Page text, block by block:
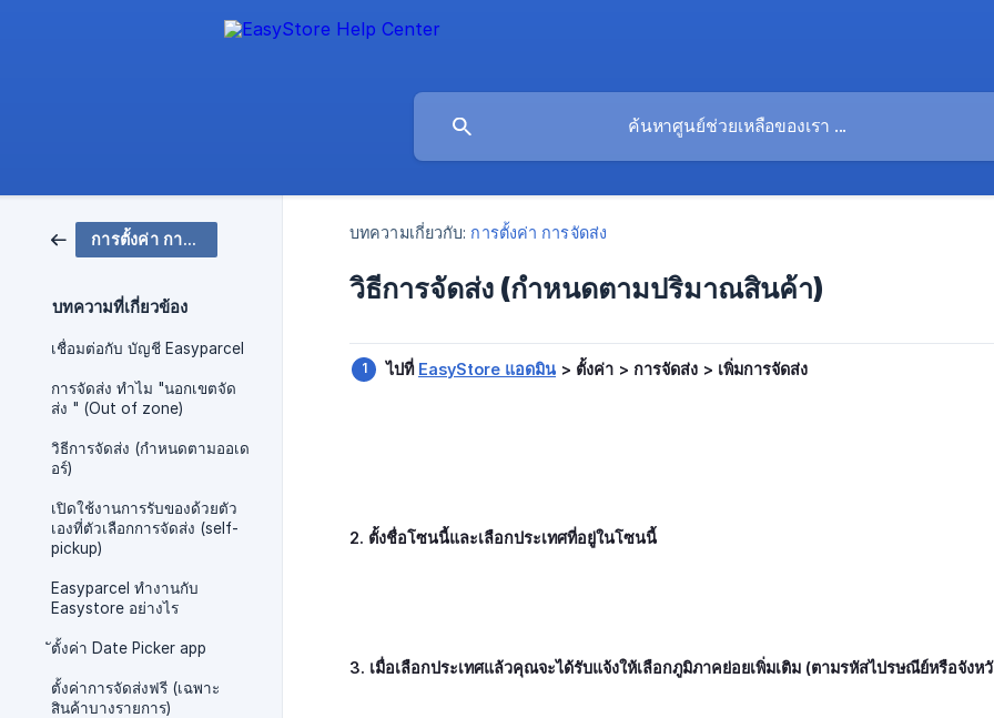
การตั้งค่า การจัดส่ง
บทความที่เกี่ยวข้อง
เชื่อมต่อกับ บัญชี Easyparcel
การจัดส่ง ทำไม "นอกเขตจัด
ส่ง " (Out of zone)
วิธีการจัดส่ง (กำหนดตามออเด
อร์)
เปิดใช้งานการรับของด้วยตัว
เองที่ตัวเลือกการจัดส่ง (self-
pickup)
Easyparcel ทำงานกับ
Easystore อย่างไร
ัตั้งค่า Date Picker app
ตั้งค่าการจัดส่งฟรี (เฉพาะ
สินค้าบางรายการ)
บทความเกี่ยวกับ: การตั้งค่า การจัดส่ง
วิธีการจัดส่ง (กำหนดตามปริมาณสินค้า)
ไปที่ EasyStore แอดมิน > ตั้งค่า > การจัดส่ง > เพิ่มการจัดส่ง
2. ตั้งชื่อโซนนี้และเลือกประเทศที่อยู่ในโซนนี้
3. เมื่อเลือกประเทศแล้วคุณจะได้รับแจ้งให้เลือกภูมิภาคย่อยเพิ่มเติม (ตามรหัสไปรษณีย์หรือจังห